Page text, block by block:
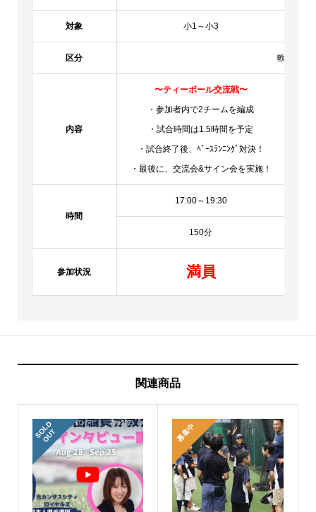
対象 小1～小3
区分 軟式
内容
〜ティーボール交流戦〜
・参加者内で2チームを編成
・試合時間は1.5時間を予定
・試合終了後、ﾍﾞｰｽﾗﾝﾆﾝｸﾞ対決！
・最後に、交流会&サイン会を実施！
時間
17:00～19:30
150分
参加状況 満員
関連商品
S
O
L
D
O
U
T 募集中